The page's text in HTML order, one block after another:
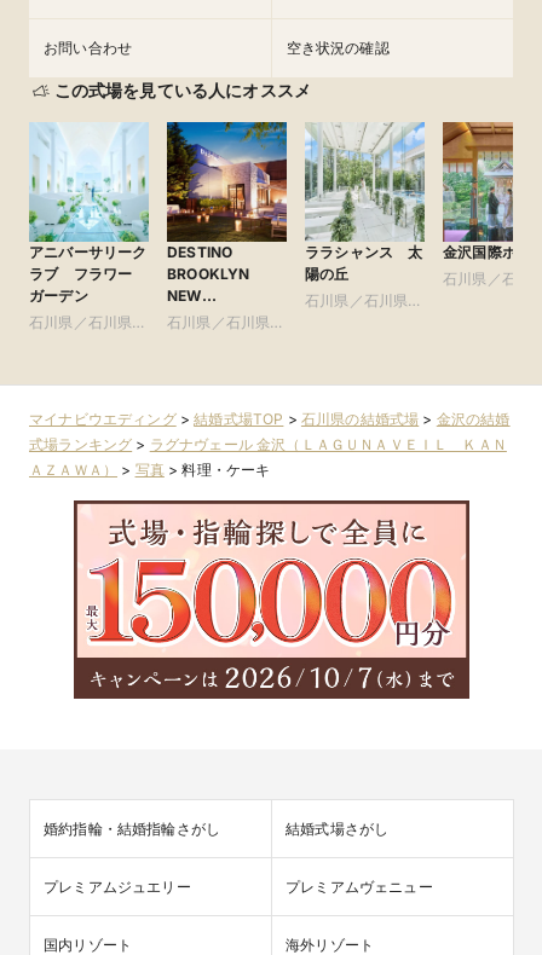
お問い合わせ 空き状況の確認
この式場を見ている人にオススメ
アニバーサリーク
ラブ フラワー
ガーデン
石川県／石川県全
DESTINO
BROOKLYN
NEW
YORK（ディス
ヨーク）
石川県／石川県全
ララシャンス 太
陽の丘
石川県／石川県全
金沢国際ホテ
石川県／石川
マイナビウエディング>結婚式場TOP > 石川県の結婚式場 > 金沢の結婚
式場ランキング > ラグナヴェール 金沢（ＬＡＧＵＮＡＶＥＩＬ ＫＡＮ
ＡＺＡＷＡ）
> 写真 >料理・ケーキ
婚約指輪・結婚指輪さがし 結婚式場さがし
プレミアムジュエリー プレミアムヴェニュー
国内リゾート 海外リゾート